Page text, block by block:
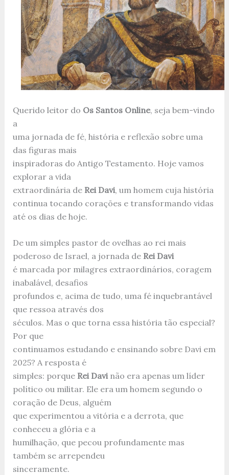
Querido leitor do Os Santos Online, seja bem-vindo
a
uma jornada de fé, história e reflexão sobre uma
das figuras mais
inspiradoras do Antigo Testamento. Hoje vamos
explorar a vida
extraordinária de Rei Davi, um homem cuja história
continua tocando corações e transformando vidas
até os dias de hoje.
De um simples pastor de ovelhas ao rei mais
poderoso de Israel, a jornada de Rei Davi
é marcada por milagres extraordinários, coragem
inabalável, desafios
profundos e, acima de tudo, uma fé inquebrantável
que ressoa através dos
séculos. Mas o que torna essa história tão especial?
Por que
continuamos estudando e ensinando sobre Davi em
2025? A resposta é
simples: porque Rei Davinão era apenas um líder
político ou militar. Ele era um homem segundo o
coração de Deus, alguém
que experimentou a vitória e a derrota, que
conheceu a glória e a
humilhação, que pecou profundamente mas
também se arrependeu
sinceramente.